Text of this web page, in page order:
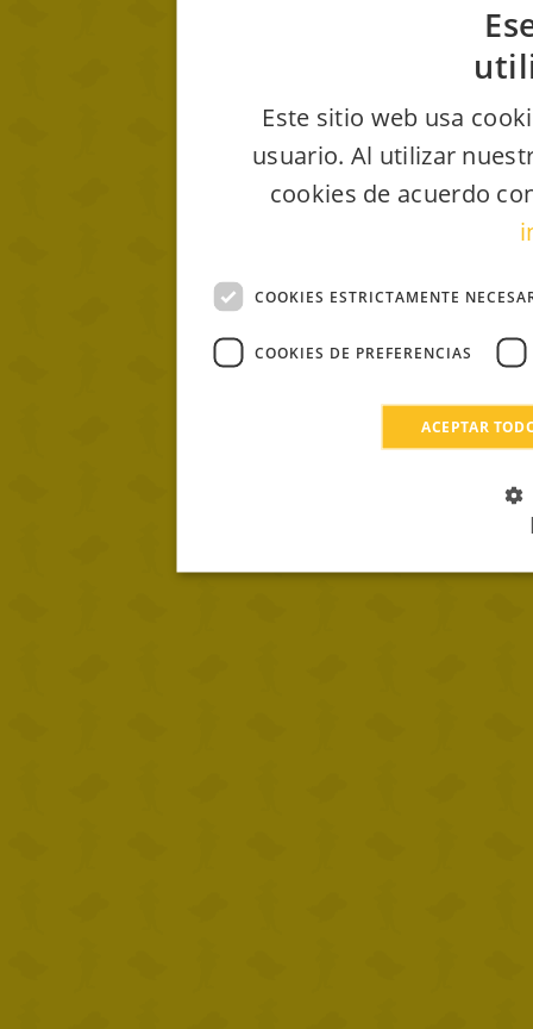
Este sitio web usa
usuario. Al utilizar
cookies de acuerdo
COOKIES ESTRICTAMENTE
COOKIES DE PREFERENCIAS
ACEPTAR